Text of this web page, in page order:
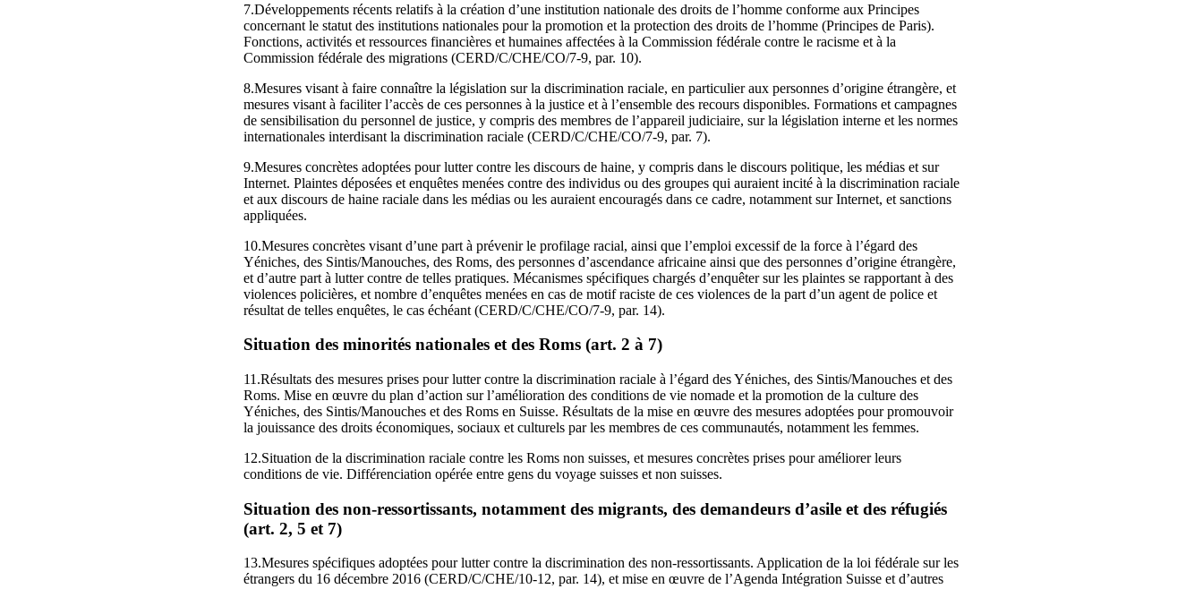
7.Développements récents relatifs à la création d’une institution nationale des droits de l’homme conforme aux Principes
concernant le statut des institutions nationales pour la promotion et la protection des droits de l’homme (Principes de Paris).
Fonctions, activités et ressources financières et humaines affectées à la Commission fédérale contre le racisme et à la
Commission fédérale des migrations (CERD/C/CHE/CO/7-9, par. 10).
8.Mesures visant à faire connaître la législation sur la discrimination raciale, en particulier aux personnes d’origine étrangère, et
mesures visant à faciliter l’accès de ces personnes à la justice et à l’ensemble des recours disponibles. Formations et campagnes
de sensibilisation du personnel de justice, y compris des membres de l’appareil judiciaire, sur la législation interne et les normes
internationales interdisant la discrimination raciale (CERD/C/CHE/CO/7-9, par. 7).
9.Mesures concrètes adoptées pour lutter contre les discours de haine, y compris dans le discours politique, les médias et sur
Internet. Plaintes déposées et enquêtes menées contre des individus ou des groupes qui auraient incité à la discrimination raciale
et aux discours de haine raciale dans les médias ou les auraient encouragés dans ce cadre, notamment sur Internet, et sanctions
appliquées.
10.Mesures concrètes visant d’une part à prévenir le profilage racial, ainsi que l’emploi excessif de la force à l’égard des
Yéniches, des Sintis/Manouches, des Roms, des personnes d’ascendance africaine ainsi que des personnes d’origine étrangère,
et d’autre part à lutter contre de telles pratiques. Mécanismes spécifiques chargés d’enquêter sur les plaintes se rapportant à des
violences policières, et nombre d’enquêtes menées en cas de motif raciste de ces violences de la part d’un agent de police et
résultat de telles enquêtes, le cas échéant (CERD/C/CHE/CO/7-9, par. 14).
Situation des minorités nationales et des Roms (art. 2 à 7)
11.Résultats des mesures prises pour lutter contre la discrimination raciale à l’égard des Yéniches, des Sintis/Manouches et des
Roms. Mise en œuvre du plan d’action sur l’amélioration des conditions de vie nomade et la promotion de la culture des
Yéniches, des Sintis/Manouches et des Roms en Suisse. Résultats de la mise en œuvre des mesures adoptées pour promouvoir
la jouissance des droits économiques, sociaux et culturels par les membres de ces communautés, notamment les femmes.
12.Situation de la discrimination raciale contre les Roms non suisses, et mesures concrètes prises pour améliorer leurs
conditions de vie. Différenciation opérée entre gens du voyage suisses et non suisses.
Situation des non-ressortissants, notamment des migrants, des demandeurs d’asile et des réfugiés
(art. 2, 5 et 7)
13.Mesures spécifiques adoptées pour lutter contre la discrimination des non-ressortissants. Application de la loi fédérale sur les
étrangers du 16 décembre 2016 (CERD/C/CHE/10-12, par. 14), et mise en œuvre de l’Agenda Intégration Suisse et d’autres